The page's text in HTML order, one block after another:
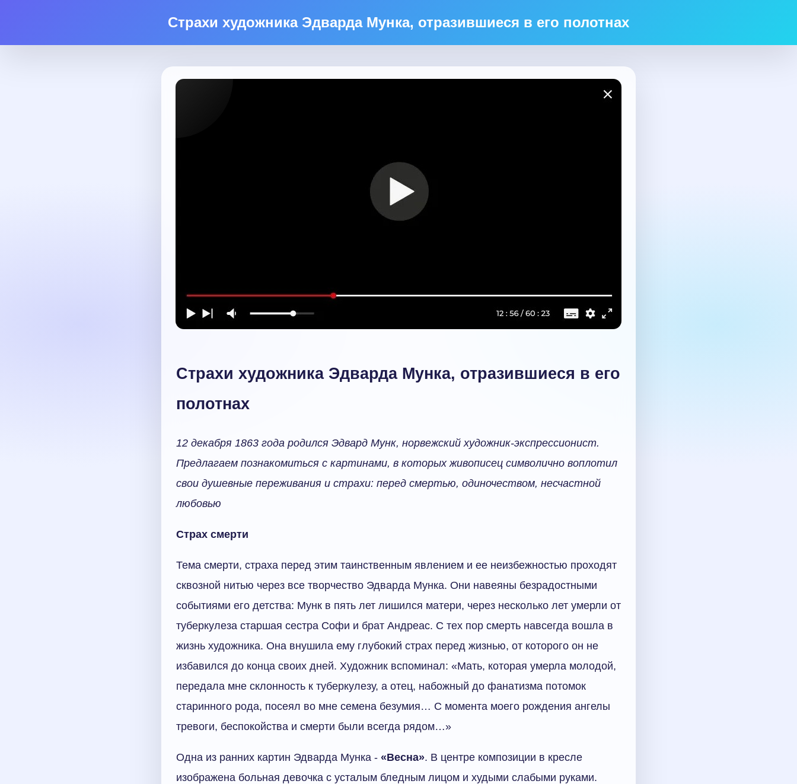
Страхи художника Эдварда Мунка, отразившиеся в его полотнах
Страхи художника Эдварда Мунка, отразившиеся в его
полотнах
12 декабря 1863 года родился Эдвард Мунк, норвежский художник-экспрессионист.
Предлагаем познакомиться с картинами, в которых живописец символично воплотил
свои душевные переживания и страхи: перед смертью, одиночеством, несчастной
любовью
Страх смерти
Тема смерти, страха перед этим таинственным явлением и ее неизбежностью проходят
сквозной нитью через все творчество Эдварда Мунка. Они навеяны безрадостными
событиями его детства: Мунк в пять лет лишился матери, через несколько лет умерли от
туберкулеза старшая сестра Софи и брат Андреас. С тех пор смерть навсегда вошла в
жизнь художника. Она внушила ему глубокий страх перед жизнью, от которого он не
избавился до конца своих дней. Художник вспоминал: «Мать, которая умерла молодой,
передала мне склонность к туберкулезу, а отец, набожный до фанатизма потомок
старинного рода, посеял во мне семена безумия… С момента моего рождения ангелы
тревоги, беспокойства и смерти были всегда рядом…»
Одна из ранних картин Эдварда Мунка - «Весна». В центре композиции в кресле
изображена больная девочка с усталым бледным лицом и худыми слабыми руками.